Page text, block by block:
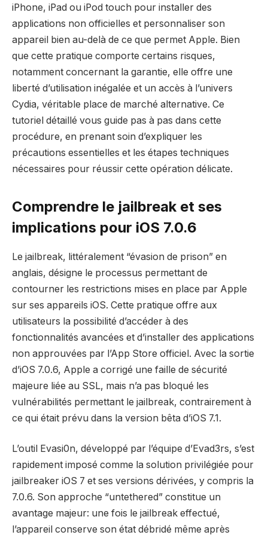
iPhone, iPad ou iPod touch pour installer des
applications non officielles et personnaliser son
appareil bien au-delà de ce que permet Apple. Bien
que cette pratique comporte certains risques,
notamment concernant la garantie, elle offre une
liberté d’utilisation inégalée et un accès à l’univers
Cydia, véritable place de marché alternative. Ce
tutoriel détaillé vous guide pas à pas dans cette
procédure, en prenant soin d’expliquer les
précautions essentielles et les étapes techniques
nécessaires pour réussir cette opération délicate.
Comprendre le jailbreak et ses
implications pour iOS 7.0.6
Le jailbreak, littéralement “évasion de prison” en
anglais, désigne le processus permettant de
contourner les restrictions mises en place par Apple
sur ses appareils iOS. Cette pratique offre aux
utilisateurs la possibilité d’accéder à des
fonctionnalités avancées et d’installer des applications
non approuvées par l’App Store officiel. Avec la sortie
d’iOS 7.0.6, Apple a corrigé une faille de sécurité
majeure liée au SSL, mais n’a pas bloqué les
vulnérabilités permettant le jailbreak, contrairement à
ce qui était prévu dans la version bêta d’iOS 7.1.
L’outil Evasi0n, développé par l’équipe d’Evad3rs, s’est
rapidement imposé comme la solution privilégiée pour
jailbreaker iOS 7 et ses versions dérivées, y compris la
7.0.6. Son approche “untethered” constitue un
avantage majeur: une fois le jailbreak effectué,
l’appareil conserve son état débridé même après